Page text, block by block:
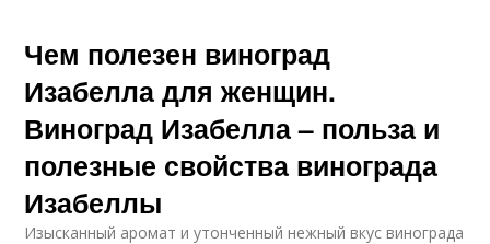
Чем полезен виноград
Изабелла для женщин.
Виноград Изабелла – польза и
полезные свойства винограда
Изабеллы
Изысканный аромат и утонченный нежный вкус винограда